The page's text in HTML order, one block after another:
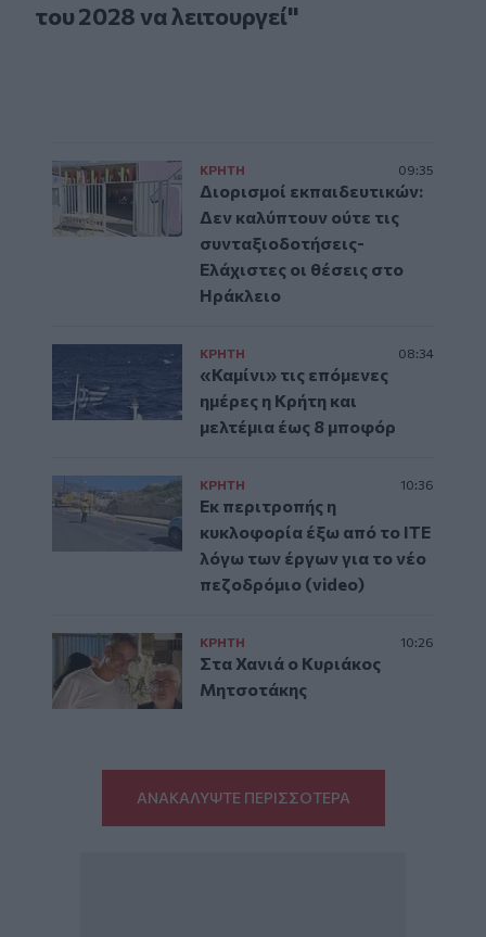
του 2028 να λειτουργεί"
ΚΡΗΤΗ 09:35
Διορισμοί εκπαιδευτικών:
Δεν καλύπτουν ούτε τις
συνταξιοδοτήσεις-
Ελάχιστες οι θέσεις στο
Ηράκλειο
ΚΡΗΤΗ 08:34
«Καμίνι» τις επόμενες
ημέρες η Κρήτη και
μελτέμια έως 8 μποφόρ
ΚΡΗΤΗ 10:36
Εκ περιτροπής η
κυκλοφορία έξω από το ΙΤΕ
λόγω των έργων για το νέο
πεζοδρόμιο (video)
ΚΡΗΤΗ 10:26
Στα Χανιά ο Κυριάκος
Μητσοτάκης
ΑΝΑΚΑΛΥΨΤΕ ΠΕΡΙΣΣΟΤΕΡΑ